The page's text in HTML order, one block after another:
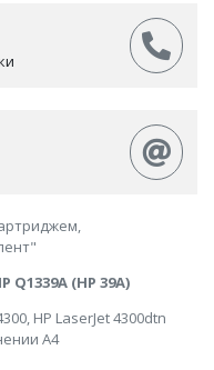
Q1339A (HP 39A)
HP LaserJet 4300dtn
А4